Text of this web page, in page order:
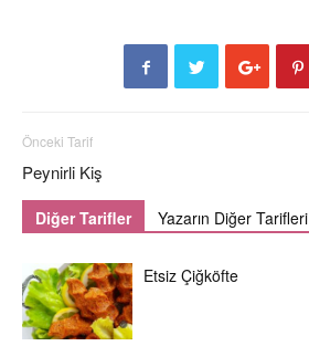
Önceki Tarif
Peynirli Kiş
Diğer Tarifler Yazarın Diğer Tarifleri
Etsiz Çiğköfte